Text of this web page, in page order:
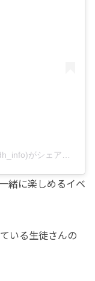
緒に楽しめるイベ
いる生徒さんの